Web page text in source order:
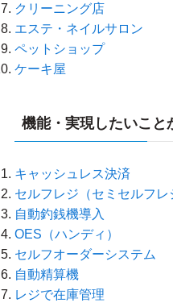
クリーニング店
エステ・ネイルサロン
ペットショップ
ケーキ屋
機能・実現したいこと
キャッシュレス決済
セルフレジ（セミセルフレ
自動釣銭機導入
OES（ハンディ）
セルフオーダーシステム
自動精算機
レジで在庫管理